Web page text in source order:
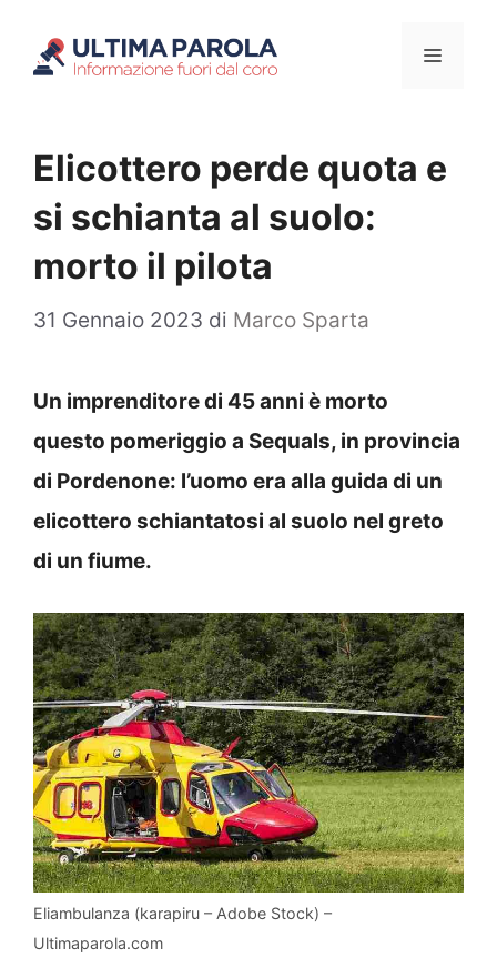
Menu
Elicottero perde quota e
si schianta al suolo:
morto il pilota
31 Gennaio 2023 di Marco Sparta
Un imprenditore di 45 anni è morto
questo pomeriggio a Sequals, in provincia
di Pordenone: l’uomo era alla guida di un
elicottero schiantatosi al suolo nel greto
di un fiume.
Eliambulanza (karapiru – Adobe Stock) –
Ultimaparola.com